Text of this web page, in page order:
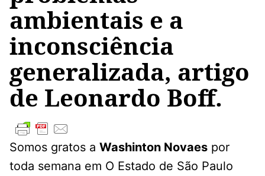
ambientais e a
inconsciência
generalizada, artigo
de Leonardo Boff.
Somos gratos a Washinton Novaes por
toda semana em O Estado de São Paulo